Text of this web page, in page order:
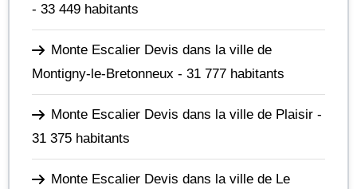
- 33 449 habitants
Monte Escalier Devis dans la ville de
Montigny-le-Bretonneux - 31 777 habitants
Monte Escalier Devis dans la ville de Plaisir -
31 375 habitants
Monte Escalier Devis dans la ville de Le